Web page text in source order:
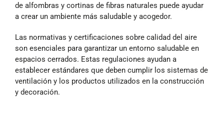
de alfombras y cortinas de fibras naturales puede ayudar
a crear un ambiente más saludable y acogedor.
Las normativas y certificaciones sobre calidad del aire
son esenciales para garantizar un entorno saludable en
espacios cerrados. Estas regulaciones ayudan a
establecer estándares que deben cumplir los sistemas de
ventilación y los productos utilizados en la construcción
y decoración.